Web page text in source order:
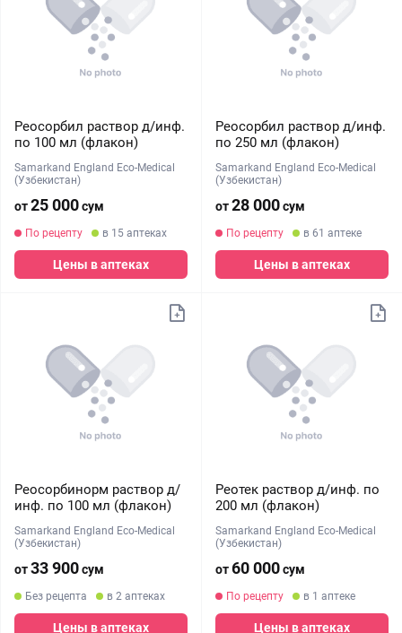
Реосорбил раствор д/инф.
по 100 мл (флакон)
Samarkand England Eco-Medical
(Узбекистан)
от25 000сум
По рецепту в 15 аптеках
Цены в аптеках
Реосорбил раствор д/инф.
по 250 мл (флакон)
Samarkand England Eco-Medical
(Узбекистан)
от28 000сум
По рецепту в 61 аптеке
Цены в аптеках
Реосорбинорм раствор д/
инф. по 100 мл (флакон)
Samarkand England Eco-Medical
(Узбекистан)
от33 900сум
Без рецепта в 2 аптеках
Цены в аптеках
Реотек раствор д/инф. по
200 мл (флакон)
Samarkand England Eco-Medical
(Узбекистан)
от60 000сум
По рецепту в 1 аптеке
Цены в аптеках